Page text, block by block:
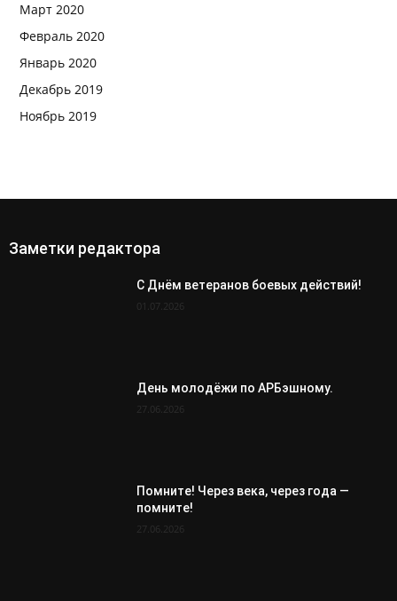
Март 2020
Февраль 2020
Январь 2020
Декабрь 2019
Ноябрь 2019
Заметки редактора
С Днём ветеранов боевых действий!
01.07.2026
День молодёжи по АРБэшному.
27.06.2026
Помните! Через века, через года —
помните!
27.06.2026